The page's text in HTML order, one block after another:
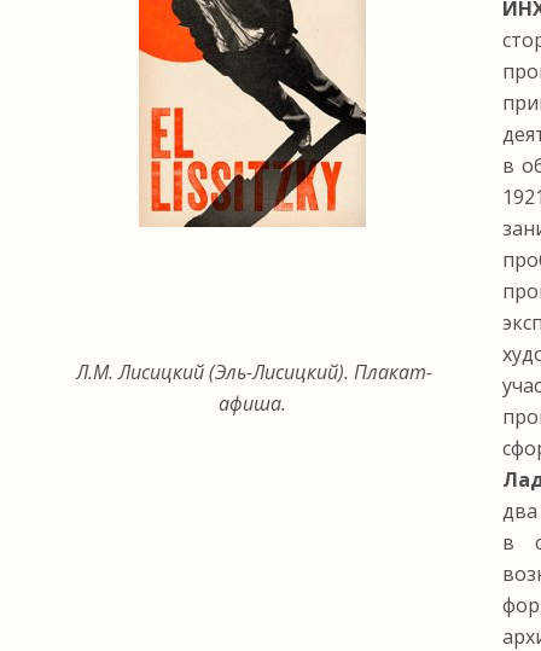
Л.М. Лисицкий (Эль-Лисицкий). Плакат-
афиша.
в
в